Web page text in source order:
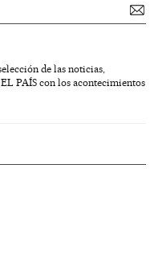
de las noticias,
PAÍS con los acontecimientos